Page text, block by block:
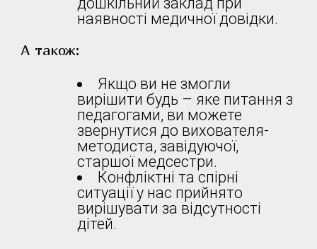
наявності медичної довідки.
А також:
Якщо ви не змогли
вирішити будь – яке питання з
педагогами, ви можете
звернутися до вихователя-
методиста, завідуючої,
старшої медсестри.
Конфліктні та спірні
ситуації у нас прийнято
вирішувати за відсутності
дітей.